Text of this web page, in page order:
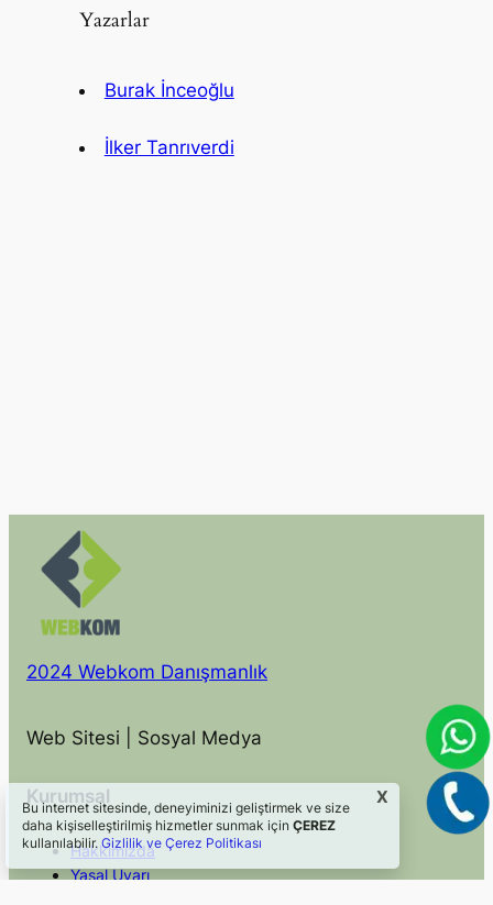
Yazarlar
Burak İnceoğlu
İlker Tanrıverdi
2024 Webkom Danışmanlık
Web Sitesi | Sosyal Medya
Kurumsal
Hakkımızda
Yasal Uyarı
Bu internet sitesinde, deneyiminizi geliştirmek ve size
daha kişiselleştirilmiş hizmetler sunmak için ÇEREZ
kullanılabilir.Gizlilik ve Çerez Politikası
X